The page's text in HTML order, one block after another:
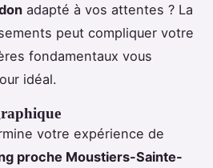
adapté à vos attentes ? La
peut compliquer votre
fondamentaux vous
idéal.
votre expérience de
proche Moustiers-Sainte-